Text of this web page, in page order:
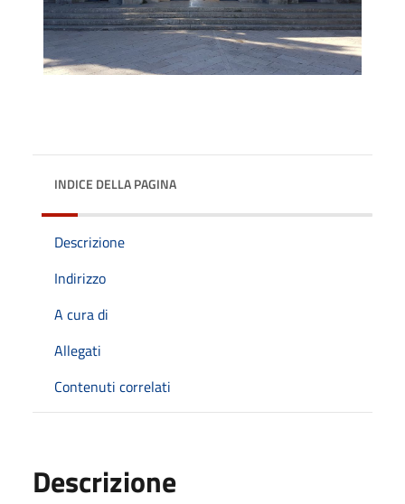
INDICE DELLA PAGINA
Descrizione
Indirizzo
A cura di
Allegati
Contenuti correlati
Descrizione